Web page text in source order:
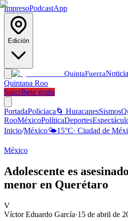
ImpresoPodcastApp
Edición
QuintaFuerza
Quintana Roo
Suscríbete gratis
PortadaPoliciaca 🌀 HuracanesSismos
RooMéxicoPolíticaDeportes
Inicio/México🌤️15°C· Ciudad de
México
Adolescente es
menor en Querétaro
V
Víctor Eduardo García·15 de abril de